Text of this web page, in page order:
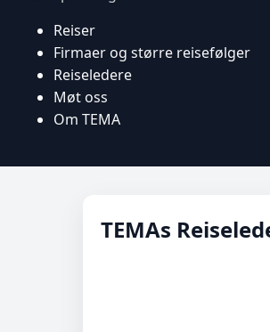
Reiser
Firmaer og større reisefølger
Reiseledere
Møt oss
Om TEMA
TEMAs